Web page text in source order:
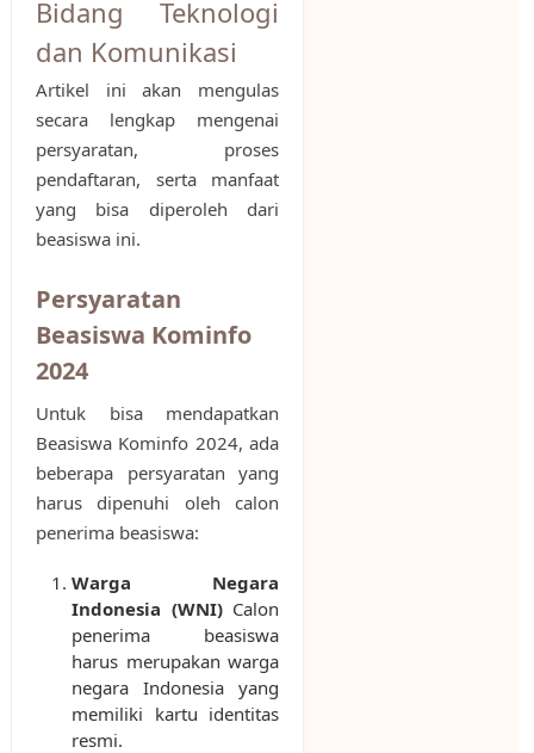
Bidang Teknologi
dan Komunikasi
Artikel ini akan mengulas
secara lengkap mengenai
persyaratan, proses
pendaftaran, serta manfaat
yang bisa diperoleh dari
beasiswa ini.
Persyaratan
Beasiswa Kominfo
2024
Untuk bisa mendapatkan
Beasiswa Kominfo 2024, ada
beberapa persyaratan yang
harus dipenuhi oleh calon
penerima beasiswa:
Warga Negara
Indonesia (WNI)Calon
penerima beasiswa
harus merupakan warga
negara Indonesia yang
memiliki kartu identitas
resmi.